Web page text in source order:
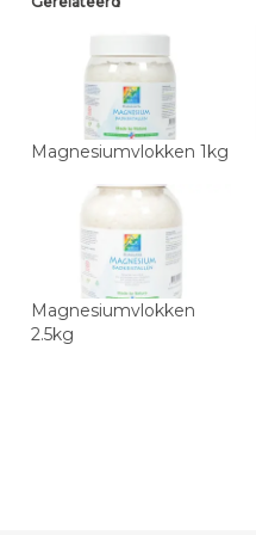
Magnesiumvlokken 1kg
Magnesiumvlokken
2.5kg